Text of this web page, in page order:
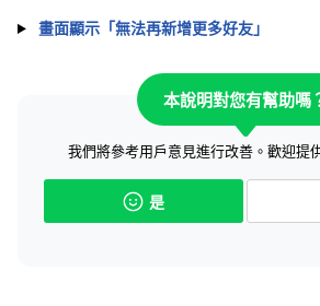
畫面顯示「無法再新增更多好友」
本說明對您有幫助嗎
我們將參考用戶意見進行改善。歡迎提
是